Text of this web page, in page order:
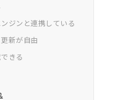
ジンと連携している
新が自由
きる